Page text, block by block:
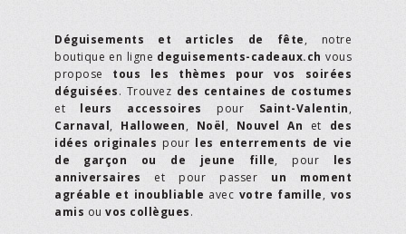
Déguisements et articles de fête, notre
boutique en ligne deguisements-cadeaux.ch vous
propose tous les thèmes pour vos soirées
déguisées. Trouvez des centaines de costumes
et leurs accessoires pour Saint-Valentin,
Carnaval, Halloween, Noël, Nouvel An et des
idées originales pour les enterrements de vie
de garçon ou de jeune fille, pour les
anniversaires et pour passer un moment
agréable et inoubliable avec votre famille, vos
amis ou vos collègues.